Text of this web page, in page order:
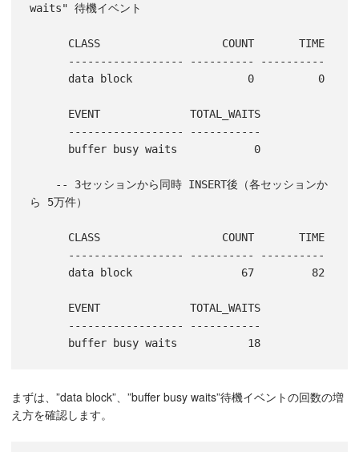
waits" 待機イベント
ら 5万件）
      buffer busy waits           18
まずは、”data block”、”buffer busy waits”待機イベントの回数の増
え方を確認します。